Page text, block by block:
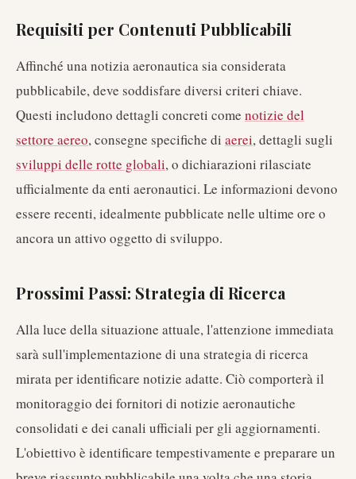
Requisiti per Contenuti Pubblicabili
Affinché una notizia aeronautica sia considerata
pubblicabile, deve soddisfare diversi criteri chiave.
Questi includono dettagli concreti come notizie del
settore aereo, consegne specifiche di aerei, dettagli sugli
sviluppi delle rotte globali, o dichiarazioni rilasciate
ufficialmente da enti aeronautici. Le informazioni devono
essere recenti, idealmente pubblicate nelle ultime ore o
ancora un attivo oggetto di sviluppo.
Prossimi Passi: Strategia di Ricerca
Alla luce della situazione attuale, l'attenzione immediata
sarà sull'implementazione di una strategia di ricerca
mirata per identificare notizie adatte. Ciò comporterà il
monitoraggio dei fornitori di notizie aeronautiche
consolidati e dei canali ufficiali per gli aggiornamenti.
L'obiettivo è identificare tempestivamente e preparare un